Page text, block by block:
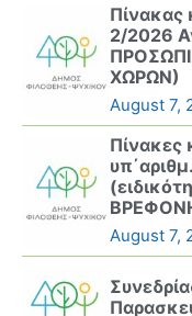
Πίνακας
2/2026
ΧΩΡΩΝ)
August 7,
Πίνακες
August 7,